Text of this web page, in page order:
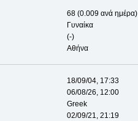
68 (0.009 ανά ημέρα)
Γυναίκα
(-)
Αθήνα
18/09/04, 17:33
06/08/26, 12:00
Greek
02/09/21, 21:19